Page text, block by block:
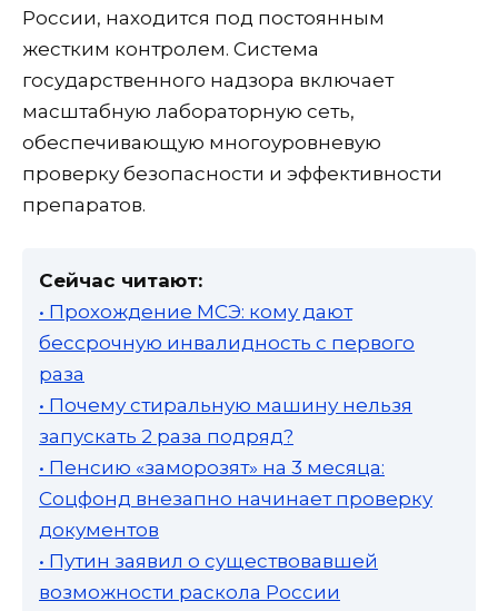
России, находится под постоянным
жестким контролем. Система
государственного надзора включает
масштабную лабораторную сеть,
обеспечивающую многоуровневую
проверку безопасности и эффективности
препаратов.
Сейчас читают:
• Прохождение МСЭ: кому дают
бессрочную инвалидность с первого
раза
• Почему стиральную машину нельзя
запускать 2 раза подряд?
• Пенсию «заморозят» на 3 месяца:
Соцфонд внезапно начинает проверку
документов
• Путин заявил о существовавшей
возможности раскола России